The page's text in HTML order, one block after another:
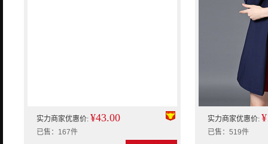
实力商家优惠价: ¥43.00
已售：167件
实力商家优惠价:
已售：519件